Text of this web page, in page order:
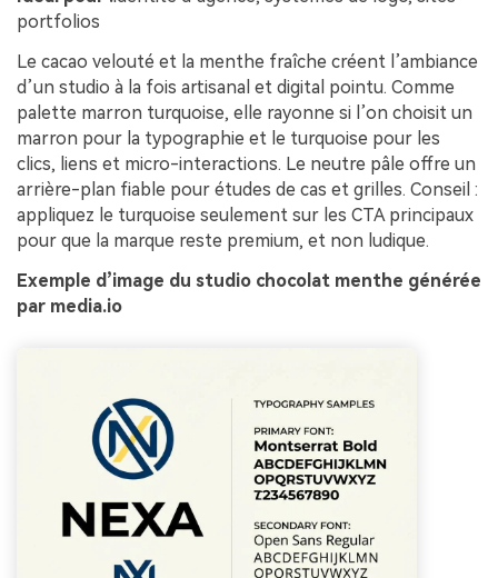
portfolios
Le cacao velouté et la menthe fraîche créent l’ambiance
d’un studio à la fois artisanal et digital pointu. Comme
palette marron turquoise, elle rayonne si l’on choisit un
marron pour la typographie et le turquoise pour les
clics, liens et micro-interactions. Le neutre pâle offre un
arrière-plan fiable pour études de cas et grilles. Conseil :
appliquez le turquoise seulement sur les CTA principaux
pour que la marque reste premium, et non ludique.
Exemple d’image du studio chocolat menthe générée
par media.io